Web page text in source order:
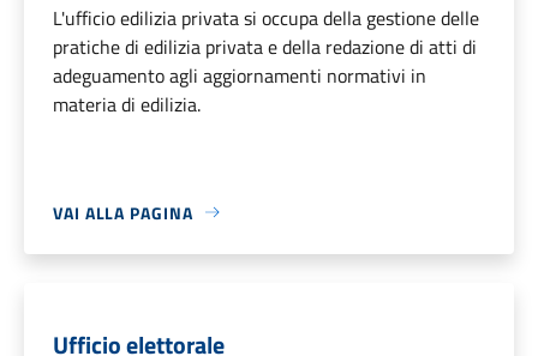
L'ufficio edilizia privata si occupa della gestione delle
pratiche di edilizia privata e della redazione di atti di
adeguamento agli aggiornamenti normativi in
materia di edilizia.
VAI ALLA PAGINA
Ufficio elettorale